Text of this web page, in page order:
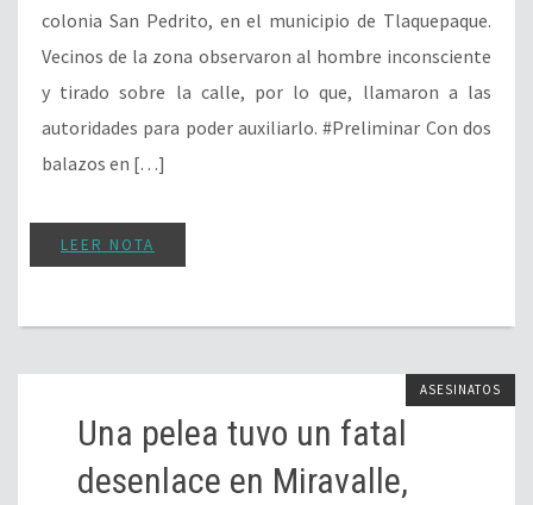
colonia San Pedrito, en el municipio de Tlaquepaque.
Vecinos de la zona observaron al hombre inconsciente
y tirado sobre la calle, por lo que, llamaron a las
autoridades para poder auxiliarlo. #Preliminar Con dos
balazos en […]
LEER NOTA
ASESINATOS
Una pelea tuvo un fatal
desenlace en Miravalle,